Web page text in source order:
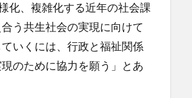
化、複雑化する近年の社会課
う共生社会の実現に向けて
いくには、行政と福祉関係
のために協力を願う」とあ